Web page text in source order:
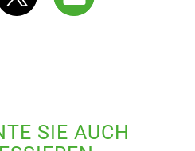
SIE AUCH